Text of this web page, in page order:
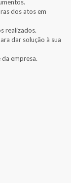
dos atos em
realizados.
dar solução à sua
empresa.